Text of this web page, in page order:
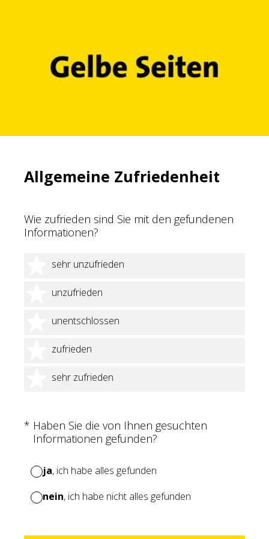
Allgemeine Zufriedenheit
Wie zufrieden sind Sie mit den gefundenen
Informationen?
sehr unzufrieden
1 Stern
unzufrieden
2 Sterne
unentschlossen
3 Sterne
zufrieden
4 Sterne
sehr zufrieden
5 Sterne
* Haben Sie die von Ihnen gesuchten
Informationen gefunden?
(Erforderlich.)
ja, ich habe alles gefunden
nein, ich habe nicht alles gefunden